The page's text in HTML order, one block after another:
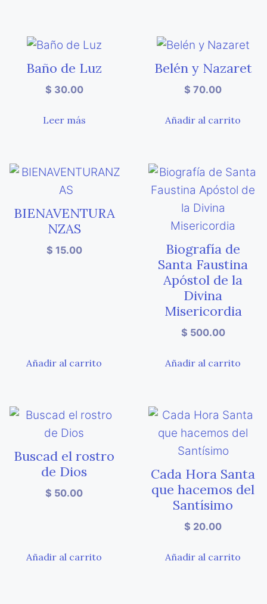
Baño de Luz
$ 30.00
Leer más
Belén y Nazaret
$ 70.00
Añadir al carrito
BIENAVENTURA
NZAS
$ 15.00
Añadir al carrito
Biografía de
Santa Faustina
Apóstol de la
Divina
Misericordia
$ 500.00
Añadir al carrito
Buscad el rostro
de Dios
$ 50.00
Añadir al carrito
Cada Hora Santa
que hacemos del
Santísimo
$ 20.00
Añadir al carrito